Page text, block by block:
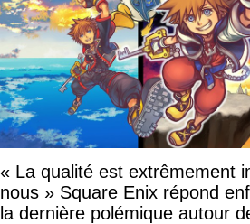
« La qualité est extrêmement
nous » Square Enix répond
la dernière polémique autour